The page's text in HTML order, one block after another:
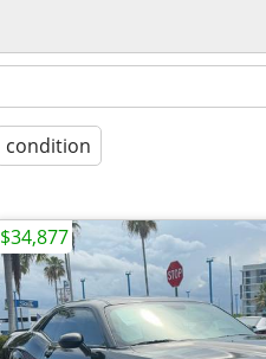
condition
$34,877